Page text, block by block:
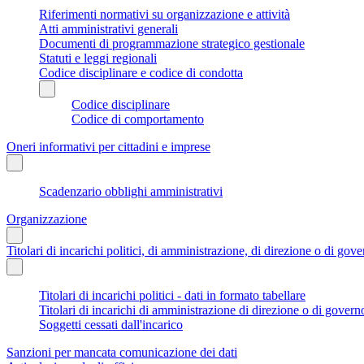
Riferimenti normativi su organizzazione e attività
Atti amministrativi generali
Documenti di programmazione strategico gestionale
Statuti e leggi regionali
Codice disciplinare e codice di condotta
Codice disciplinare
Codice di comportamento
Oneri informativi per cittadini e imprese
Scadenzario obblighi amministrativi
Organizzazione
Titolari di incarichi politici, di amministrazione, di direzione o di
Titolari di incarichi politici - dati in formato tabellare
Titolari di incarichi di amministrazione di direzione o di
Soggetti cessati dall'incarico
Sanzioni per mancata comunicazione dei dati